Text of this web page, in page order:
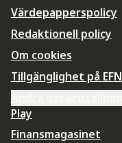
Värdepapperspolicy
Redaktionell policy
Om cookies
Tillgänglighet på EFN
Play
Finansmagasinet